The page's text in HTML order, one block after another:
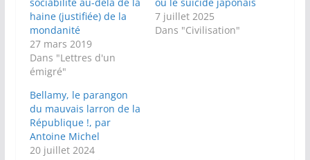
sociabilité au-delà de la
haine (justifiée) de la
mondanité
27 mars 2019
Dans "Lettres d'un
émigré"
ou le suicide japonais
7 juillet 2025
Dans "Civilisation"
Bellamy, le parangon
du mauvais larron de la
République !, par
Antoine Michel
20 juillet 2024